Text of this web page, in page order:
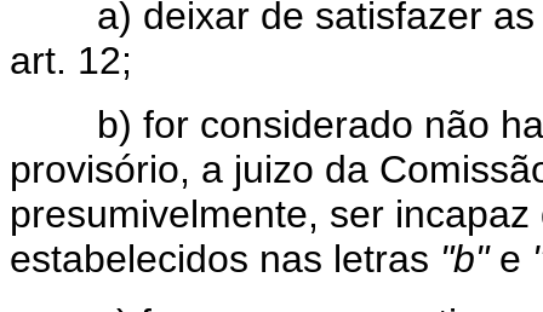
a) deixar de satisfazer as
art. 12;
b) for considerado não
provisório, a juizo da
presumivelmente, ser
estabelecidos nas letras "b"e